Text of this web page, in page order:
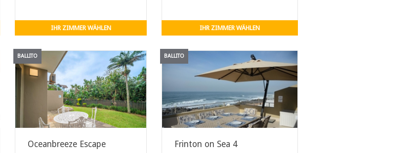
atemberaubenden Meerblick und
IHR ZIMMER WÄHLEN IHR ZIMMER WÄHLEN
BALLITO
Oceanbreeze Escape
BALLITO
Frinton on Sea 4